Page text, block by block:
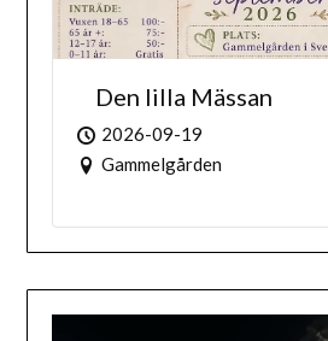
Den lilla Mässan
2026-09-19
Gammelgården